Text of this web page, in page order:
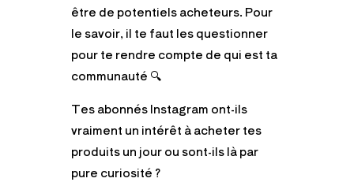
être de potentiels acheteurs. Pour
le savoir, il te faut les questionner
pour te rendre compte de qui est ta
communauté 🔍
Tes abonnés Instagram ont-ils
vraiment un intérêt à acheter tes
produits un jour ou sont-ils là par
pure curiosité ?